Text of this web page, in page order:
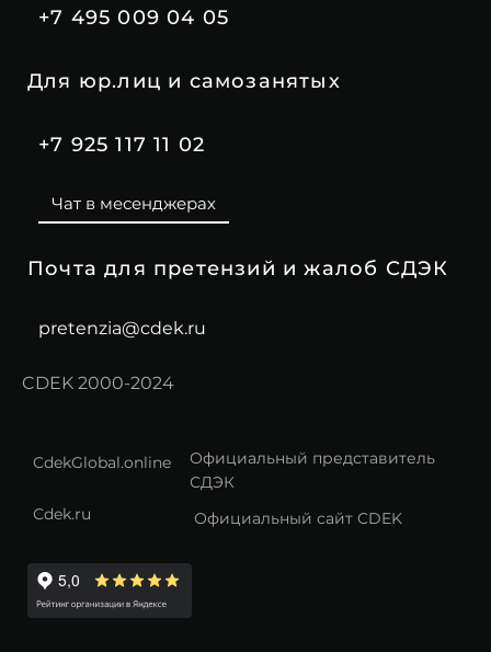
+7 495 009 04 05
Для юр.лиц и самозанятых
+7 925 117 11 02
Чат в месенджерах
Почта для претензий и жалоб СДЭК
pretenzia@cdek.ru
CDEK 2000-2024
CdekGlobal.online
Сdek.ru
Официальный представитель
СДЭК
Официальный сайт CDEK